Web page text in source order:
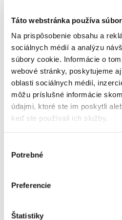
Táto webstránka používa
Na prispôsobenie obsahu a
sociálnych médií a analýzu
súbory cookie. Informácie o
webové stránky, poskytujeme
oblasti sociálnych médií,
môžu príslušné informácie
údajmi, ktoré ste im poskytli
keď ste používali ich služby.
súhlasu
Potrebné
Preferencie
Štatistiky
Predajne
O nás
Kontakt
Detail produktu
Domov
Produkty
Doplnky
Dámske
Tašky
Doplnky